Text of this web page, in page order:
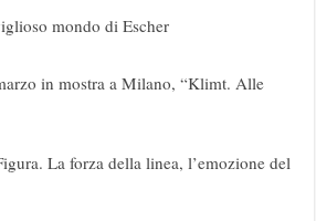
mondo di Escher
in mostra a Milano, “Klimt. Alle
La forza della linea, l’emozione del